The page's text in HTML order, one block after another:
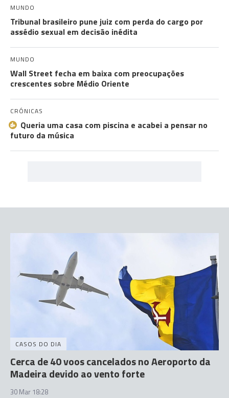
MUNDO
Tribunal brasileiro pune juiz com perda do cargo por
assédio sexual em decisão inédita
MUNDO
Wall Street fecha em baixa com preocupações
crescentes sobre Médio Oriente
CRÓNICAS
Queria uma casa com piscina e acabei a pensar no
futuro da música
CASOS DO DIA
Cerca de 40 voos cancelados no Aeroporto da
Madeira devido ao vento forte
30 Mar 18:28